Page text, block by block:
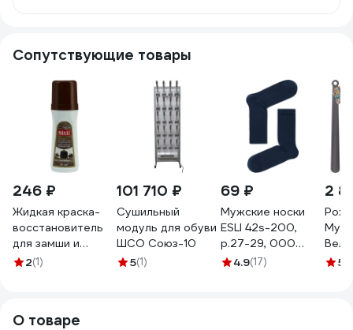
Сопутствующие товары
246 ₽
Жидкая краска-
восстановитель
для замши и
нубука Sitil
мл 110.02 SSN
2(1)
101 710 ₽
Сушильный
модуль для обуви
ШСО Союз-10
5(1)
69 ₽
Мужские носки
ESLI 42s-200,
р.27-29, 000
темно-синий
4.9(17)
2
см5
О товаре